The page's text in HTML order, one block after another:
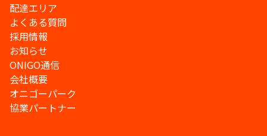
配達エリア
よくある質問
採用情報
お知らせ
ONIGO通信
会社概要
オニゴーパーク
協業パートナー